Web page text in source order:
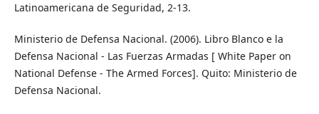
Latinoamericana de Seguridad, 2-13.
Ministerio de Defensa Nacional. (2006). Libro Blanco e la
Defensa Nacional - Las Fuerzas Armadas [ White Paper on
National Defense - The Armed Forces]. Quito: Ministerio de
Defensa Nacional.